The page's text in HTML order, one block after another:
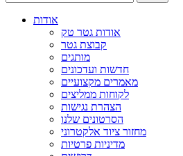
אודות
אודות גטר טק
קבוצת גטר
מותגים
חדשות ועדכונים
מאמרים מקצועיים
לקוחות ממליצים
הצהרת נגישות
הסרטונים שלנו
מחזור ציוד אלקטרוני
מדיניות פרטיות